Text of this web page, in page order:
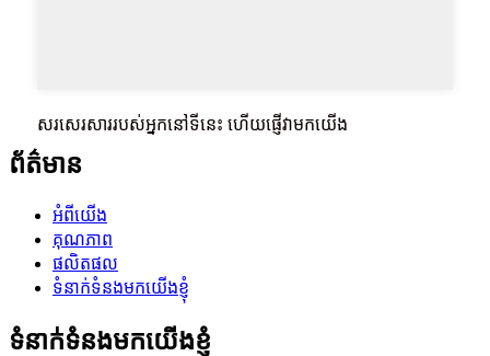
សរសេរសាររបស់អ្នកនៅទីនេះ ហើយផ្ញើវាមកយើង
ព័ត៌មាន
អំពីយើង
គុណភាព
ផលិតផល
ទំនាក់ទំនងមកយើងខ្ញុំ
ទំនាក់ទំនងមកយើងខ្ញុំ